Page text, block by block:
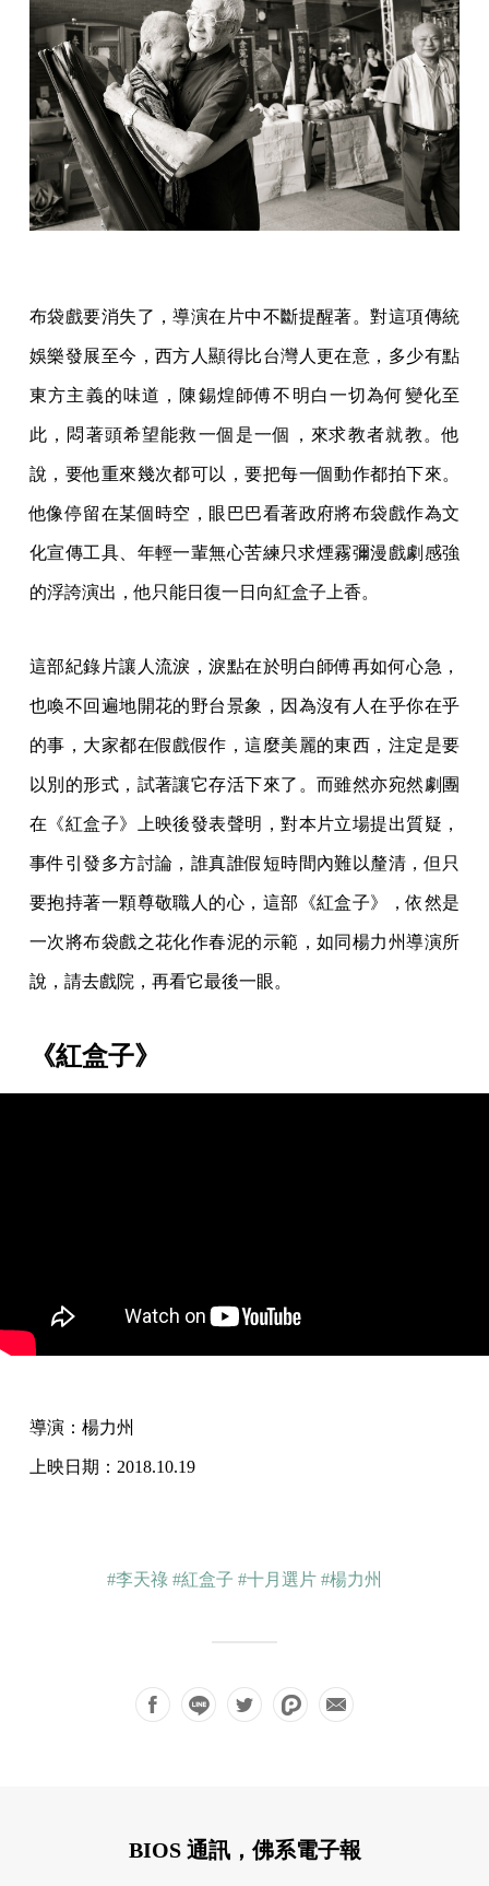
布袋戲要消失了，導演在片中不斷提醒著。對這項傳統
娛樂發展至今，西方人顯得比台灣人更在意，多少有點
東方主義的味道，陳錫煌師傅不明白一切為何變化至
此，悶著頭希望能救一個是一個，來求教者就教。他
說，要他重來幾次都可以，要把每一個動作都拍下來。
他像停留在某個時空，眼巴巴看著政府將布袋戲作為文
化宣傳工具、年輕一輩無心苦練只求煙霧彌漫戲劇感強
的浮誇演出，他只能日復一日向紅盒子上香。
這部紀錄片讓人流淚，淚點在於明白師傅再如何心急，
也喚不回遍地開花的野台景象，因為沒有人在乎你在乎
的事，大家都在假戲假作，這麼美麗的東西，注定是要
以別的形式，試著讓它存活下來了。而雖然亦宛然劇團
在《紅盒子》上映後發表聲明，對本片立場提出質疑，
事件引發多方討論，誰真誰假短時間內難以釐清，但只
要抱持著一顆尊敬職人的心，這部《紅盒子》，依然是
一次將布袋戲之花化作春泥的示範，如同楊力州導演所
說，請去戲院，再看它最後一眼。
《紅盒子》
導演：楊力州
上映日期：2018.10.19
#李天祿 #紅盒子 #十月選片 #楊力州
BIOS 通訊，佛系電子報